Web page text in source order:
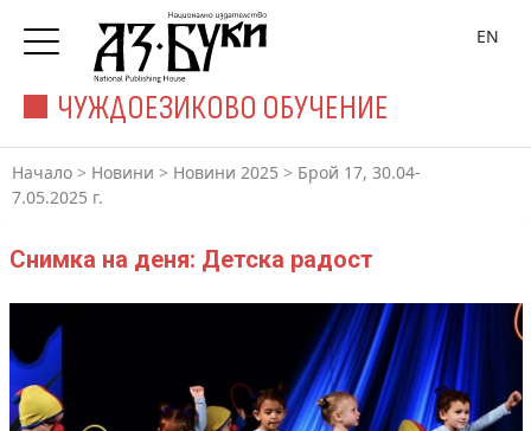
ЧУЖДОЕЗИКОВО ОБУЧЕНИЕ
EN
Начало > Новини > Новини 2025 > Брой 17, 30.04-
7.05.2025 г.
Снимка на деня: Детска радост